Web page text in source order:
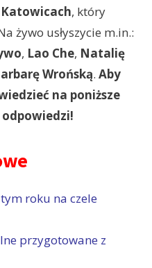
, który
żywo usłyszycie m.in.:
, Lao Che, Natalię
Wrońską. Aby
na poniższe
odpowiedzi!
roku na czele
przygotowane z